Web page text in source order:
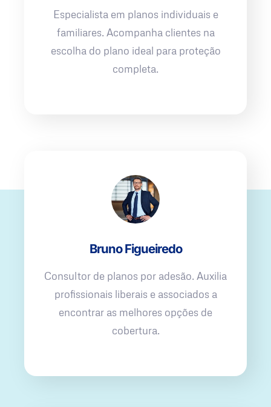
Especialista em planos individuais e
familiares. Acompanha clientes na
escolha do plano ideal para proteção
completa.
Bruno Figueiredo
Consultor de planos por adesão. Auxilia
profissionais liberais e associados a
encontrar as melhores opções de
cobertura.